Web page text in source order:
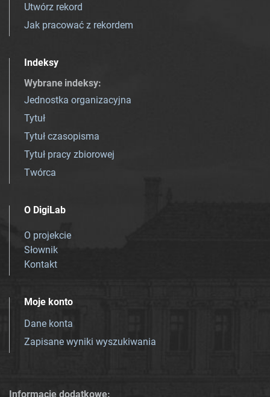
Utwórz rekord
Jak pracować z rekordem
Indeksy
Wybrane indeksy:
Jednostka organizacyjna
Tytuł
Tytuł czasopisma
Tytuł pracy zbiorowej
Twórca
O DigiLab
O projekcie
Słownik
Kontakt
Moje konto
Dane konta
Zapisane wyniki wyszukiwania
Informacje dodatkowe: